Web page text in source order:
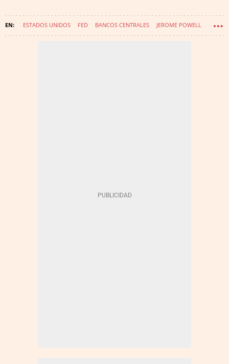
ESTADOS UNIDOS FED BANCOS CENTRALES JEROME POWELL